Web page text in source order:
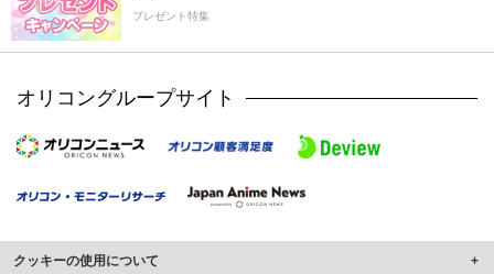
プレゼント特集
オリコングループサイト
クッキーの使用について